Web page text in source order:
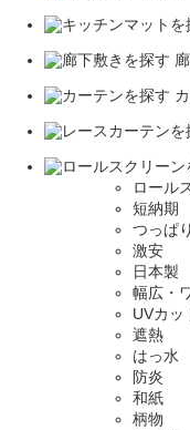
ロール
短納期
つっぱり
激安
日本製
幅広・
UVカッ
遮熱
はっ水
防炎
和紙
柄物